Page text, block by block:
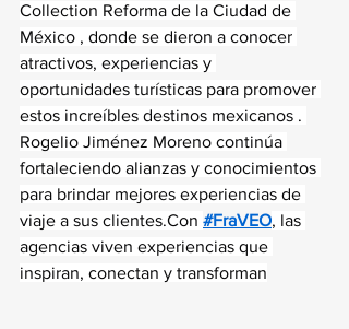
Collection Reforma de la Ciudad de
México , donde se dieron a conocer
atractivos, experiencias y
oportunidades turísticas para promover
estos increíbles destinos mexicanos .
Rogelio Jiménez Moreno continúa
fortaleciendo alianzas y conocimientos
para brindar mejores experiencias de
viaje a sus clientes.Con #FraVEO, las
agencias viven experiencias que
inspiran, conectan y transforman